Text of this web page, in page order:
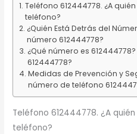
Teléfono 612444778. ¿A
teléfono?
¿Quién Está Detrás del
número 612444778?
¿Qué número es
612444778?
Medidas de Prevención y
número de teléfono
Teléfono 612444778. ¿A
teléfono?